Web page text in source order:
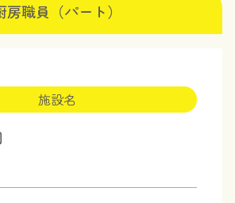
房職員（パート）
施設名